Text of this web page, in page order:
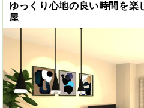
ゆっくり心地の良い時間を楽
屋